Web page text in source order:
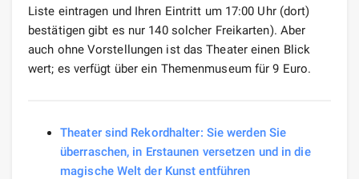
Liste eintragen und Ihren Eintritt um 17:00 Uhr (dort)
bestätigen gibt es nur 140 solcher Freikarten). Aber
auch ohne Vorstellungen ist das Theater einen Blick
wert; es verfügt über ein Themenmuseum für 9 Euro.
Theater sind Rekordhalter: Sie werden Sie
überraschen, in Erstaunen versetzen und in die
magische Welt der Kunst entführen